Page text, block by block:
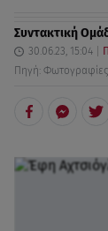
Συντακτική
30.06.23, 15:04
Πηγή: